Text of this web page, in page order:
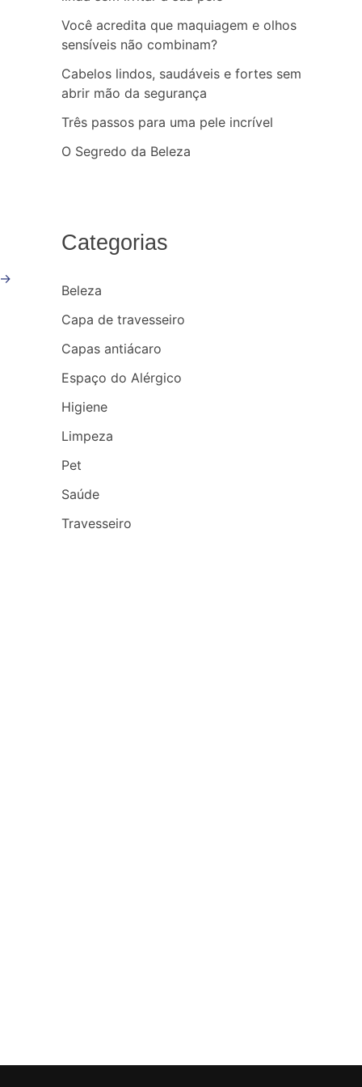
→
Você acredita que maquiagem e olhos
sensíveis não combinam?
Cabelos lindos, saudáveis e fortes sem
abrir mão da segurança
Três passos para uma pele incrível
O Segredo da Beleza
Categorias
Beleza
Capa de travesseiro
Capas antiácaro
Espaço do Alérgico
Higiene
Limpeza
Pet
Saúde
Travesseiro